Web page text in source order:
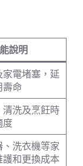
說明
家電堵塞，延
壽命
清洗及烹飪時
度
洗衣機等家
護和更換成本